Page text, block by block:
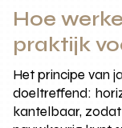
Hoe
praktijk
Het principe van
doeltreffend:
kantelbaar,